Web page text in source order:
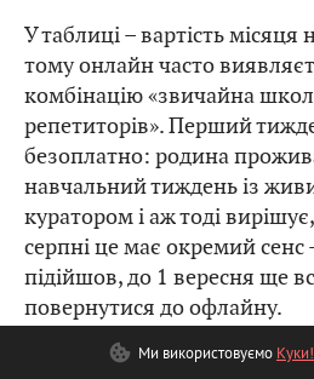
У таблиці – вартість місяця
тому онлайн часто
комбінацію «звичайна
репетиторів». Перший
безоплатно: родина
навчальний тиждень із
куратором і аж тоді
серпні це має окремий
підійшов, до 1 вересня ще
повернутися до офлайну.
На щоМи використовуємо Куки!